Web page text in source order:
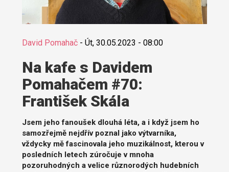
David Pomahač- Út, 30.05.2023 - 08:00
Na kafe s Davidem
Pomahačem #70:
František Skála
Jsem jeho fanoušek dlouhá léta, a i když jsem ho
samozřejmě nejdřív poznal jako výtvarníka,
vždycky mě fascinovala jeho muzikálnost, kterou v
posledních letech zúročuje v mnoha
pozoruhodných a velice různorodých hudebních